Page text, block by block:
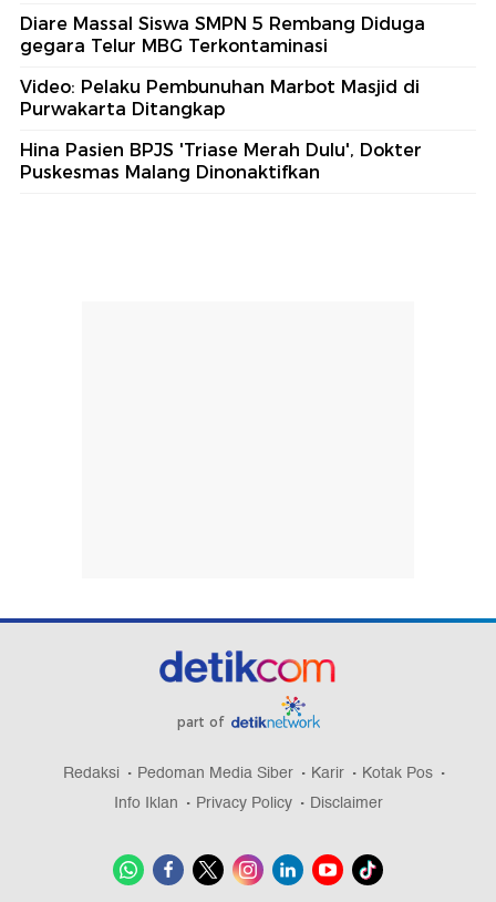
Diare Massal Siswa SMPN 5 Rembang Diduga
gegara Telur MBG Terkontaminasi
Video: Pelaku Pembunuhan Marbot Masjid di
Purwakarta Ditangkap
Hina Pasien BPJS 'Triase Merah Dulu', Dokter
Puskesmas Malang Dinonaktifkan
part of
Redaksi Pedoman Media Siber Karir
Kotak Pos
Info Iklan
Privacy Policy Disclaimer